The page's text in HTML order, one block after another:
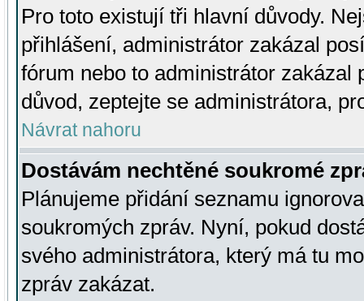
Pro toto existují tři hlavní důvody.
přihlášení, administrátor zakázal
fórum nebo to administrátor zakázal
důvod, zeptejte se administrátora,
Návrat nahoru
Dostávám nechtěné soukromé
Plánujeme přidání seznamu
soukromých zpráv. Nyní, pokud
svého administrátora, který má tu
zpráv zakázat.